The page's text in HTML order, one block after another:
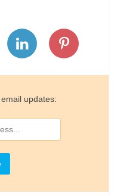
updates: